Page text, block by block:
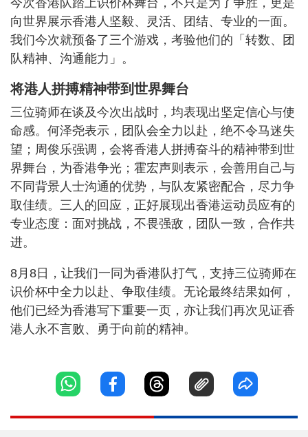
向世界展示香港人坚毅、灵活、团结、专业的一面。
我们今次就预备了三个游戏，考验他们的「转数、团
队精神、沟通能力」。
将港人拼搏精神带到世界舞台
三位骑师在谈及今次出战时，均表现出坚定信心与使
命感。何泽尧表示，团队会全力以赴，绝不令马迷失
望；周俊乐强调，会将香港人拼搏奋斗的精神带到世
界舞台，为香港争光；霍宏声则表示，会善用自己与
不同背景人士沟通的优势，与队友紧密配合，尽力争
取佳绩。三人的回应，正好展现出香港运动员应有的
专业态度：面对挑战，不畏强敌，团队一致，合作共
进。
8月8日，让我们一同为香港队打气，支持三位骑师在
识价杯中全力以赴、争取佳绩。无论最终结果如何，
他们已经为香港写下重要一页，亦让我们再次见证香
港人永不言败、勇于向前的精神。